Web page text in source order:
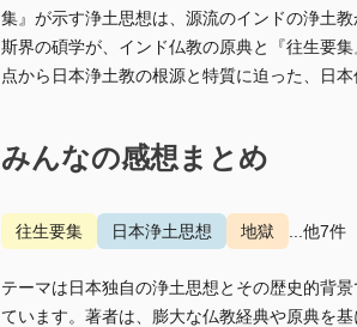
集』が示す浄土思想は、源流のインドの浄土
斯界の碩学が、インド仏教の原典と『往生要
点から日本浄土教の根源と特質に迫った、日
みんなの感想まとめ
往生要集 日本浄土思想 地獄 ...他7件
テーマは日本独自の浄土思想とその歴史的背
ています。著者は、膨大な仏教経典や原典を